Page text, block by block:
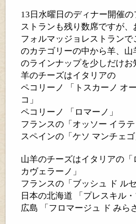
13 日水曜日のディナー開催
ストランも残り数席ですが、
フォルマッジョレストランで
のカテゴリーの中から羊、
のラインナップを少しだけお
羊のチーズはイタリアの
ペコリーノ
「トスカーノ オ
コ」
ペコリーノ
「ロマーノ」
フランスの「オッソー イラテ
スペインの「ケソ マンチェゴ
山羊のチーズはイタリアの「
カヴェラーノ」
フランスの「ブッシュ ド ルセ
日本の北海道
「プレスキル
広島
「フロマージュ ド みら